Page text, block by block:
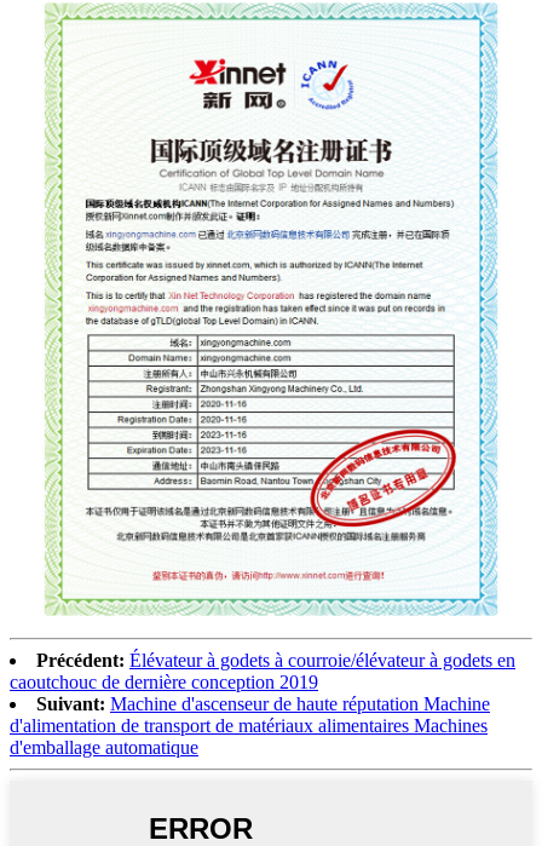
Précédent: Élévateur à godets à courroie/élévateur à godets en
caoutchouc de dernière conception 2019
Suivant: Machine d'ascenseur de haute réputation Machine
d'alimentation de transport de matériaux alimentaires Machines
d'emballage automatique